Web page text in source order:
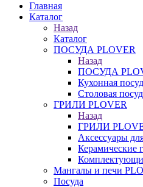
Главная
Каталог
Назад
Каталог
ПОСУДА PLOVER
Назад
ПОСУДА
Кухонная
Столовая
ГРИЛИ PLOVER
Назад
ГРИЛИ
Аксессуары
Керамические
Мангалы и печи
Посуда